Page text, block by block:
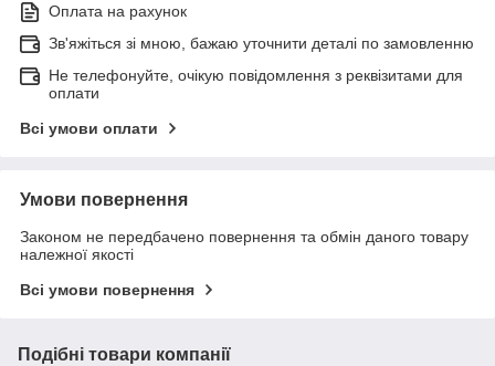
Оплата на рахунок
Зв'яжіться зі мною, бажаю уточнити деталі по замовленню
Не телефонуйте, очікую повідомлення з реквізитами для
оплати
Всі умови оплати
Умови повернення
Законом не передбачено повернення та обмін даного товару
належної якості
Всі умови повернення
Подібні товари компанії